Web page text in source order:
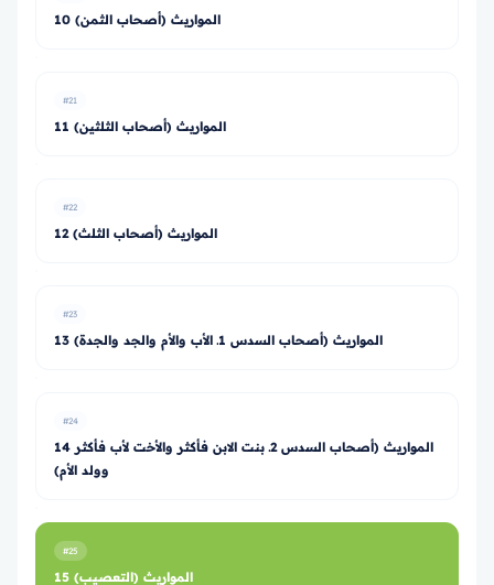
10 المواريث (أصحاب الثمن)
#21
11 المواريث (أصحاب الثلثين)
#22
12 المواريث (أصحاب الثلث)
#23
13 المواريث (أصحاب السدس 1ـ الأب والأم والجد والجدة)
#24
14 المواريث (أصحاب السدس 2ـ بنت الابن فأكثر والأخت لأب فأكثر
وولد الأم)
#25
15 المواريث (التعصيب)